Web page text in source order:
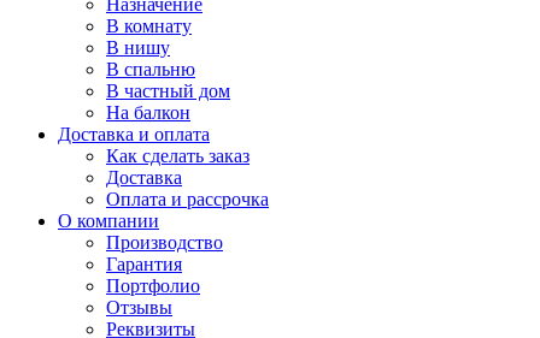
Назначение
В комнату
В нишу
В спальню
В частный дом
На балкон
Доставка и оплата
Как сделать заказ
Доставка
Оплата и рассрочка
О компании
Производство
Гарантия
Портфолио
Отзывы
Реквизиты